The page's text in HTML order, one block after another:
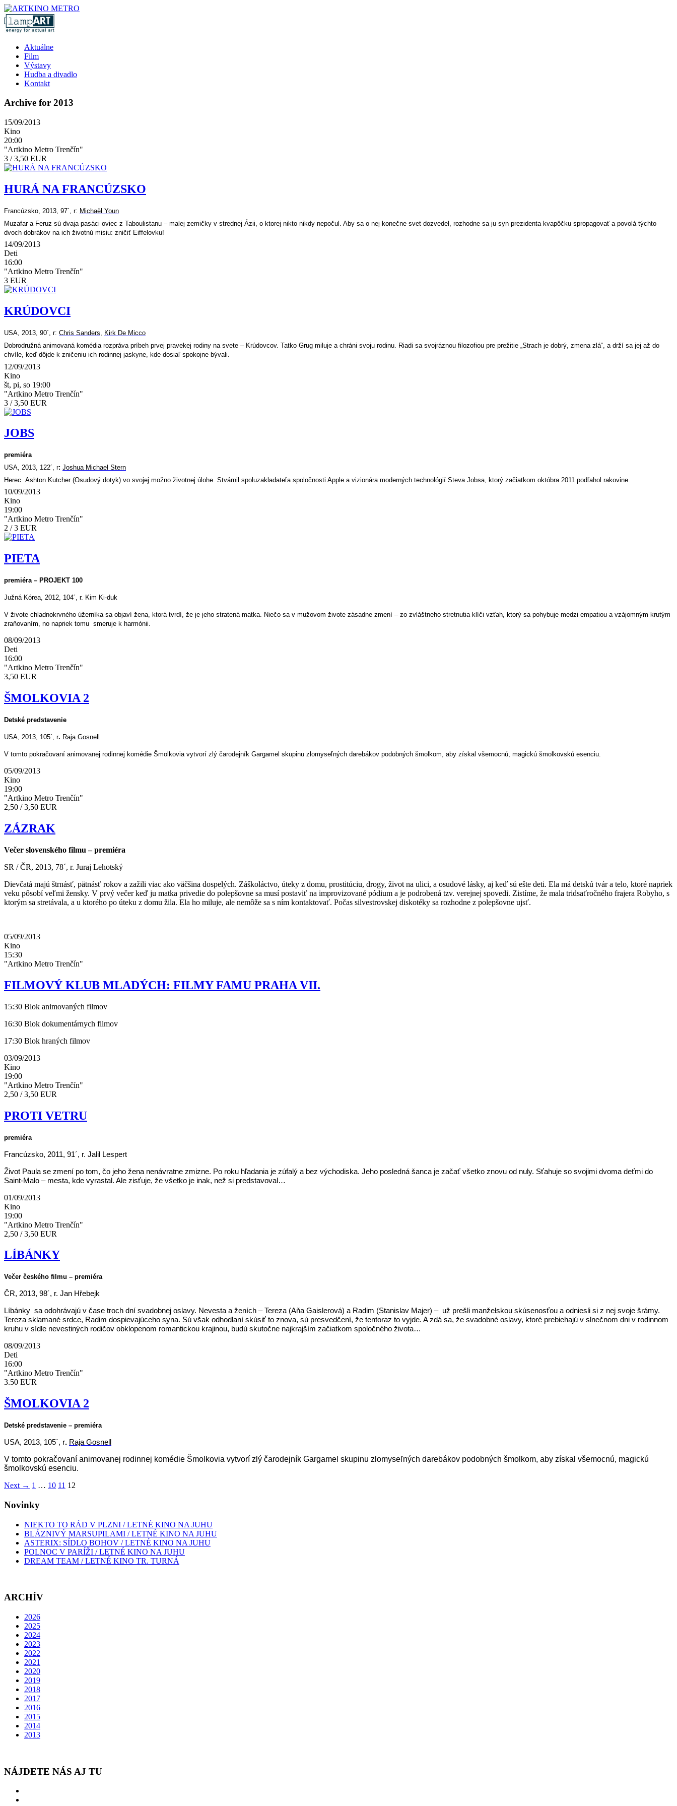
Aktuálne
Film
Výstavy
Hudba a divadlo
Kontakt
Archive for 2013
15/09/2013
Kino
20:00
"Artkino Metro Trenčín"
3 / 3,50 EUR
HURÁ NA FRANCÚZSKO
Francúzsko, 2013, 97´, r: Michaël Youn
Muzafar a Feruz sú dvaja pasáci oviec z Taboulistanu – malej zemičky v strednej Ázii, o ktorej nikto nikdy nepočul. Aby sa o nej konečne svet dozvedel, rozhodne sa ju syn prezidenta kvapôčku spropagovať a povolá týchto
dvoch dobrákov na ich životnú misiu: zničiť Eiffelovku!
14/09/2013
Deti
16:00
"Artkino Metro Trenčín"
3 EUR
KRÚDOVCI
USA, 2013, 90´, r: Chris Sanders, Kirk De Micco
Dobrodružná animovaná komédia rozpráva príbeh prvej pravekej rodiny na svete – Krúdovcov. Tatko Grug miluje a chráni svoju rodinu. Riadi sa svojráznou filozofiou pre prežitie „Strach je dobrý, zmena zlá“, a drží sa jej až do
chvíle, keď dôjde k zničeniu ich rodinnej jaskyne, kde dosiaľ spokojne bývali.
12/09/2013
Kino
št, pi, so 19:00
"Artkino Metro Trenčín"
3 / 3,50 EUR
JOBS
premiéra
USA, 2013, 122´, r: Joshua Michael Stern
Herec Ashton Kutcher (Osudový dotyk) vo svojej možno životnej úlohe. Stvárnil spoluzakladateľa spoločnosti Apple a vizionára moderných technológií Steva Jobsa, ktorý začiatkom októbra 2011 podľahol rakovine.
10/09/2013
Kino
19:00
"Artkino Metro Trenčín"
2 / 3 EUR
PIETA
premiéra – PROJEKT 100
Južná Kórea, 2012, 104´, r. Kim Ki-duk
V živote chladnokrvného úžerníka sa objaví žena, ktorá tvrdí, že je jeho stratená matka. Niečo sa v mužovom živote zásadne zmení – zo zvláštneho stretnutia klíči vzťah, ktorý sa pohybuje medzi empatiou a vzájomným krutým
zraňovaním, no napriek tomu smeruje k harmónii.
08/09/2013
Deti
16:00
"Artkino Metro Trenčín"
3,50 EUR
ŠMOLKOVIA 2
Detské predstavenie
USA, 2013, 105´, r. Raja Gosnell
V tomto pokračovaní animovanej rodinnej komédie Šmolkovia vytvorí zlý čarodejník Gargamel skupinu zlomyseľných darebákov podobných šmolkom, aby získal všemocnú, magickú šmolkovskú esenciu.
05/09/2013
Kino
19:00
"Artkino Metro Trenčín"
2,50 / 3,50 EUR
ZÁZRAK
Večer slovenského filmu – premiéra
SR / ČR, 2013, 78´, r. Juraj Lehotský
Dievčatá majú štrnásť, pätnásť rokov a zažili viac ako väčšina dospelých. Záškoláctvo, úteky z domu, prostitúciu, drogy, život na ulici, a osudové lásky, aj keď sú ešte deti. Ela má detskú tvár a telo, ktoré napriek
veku pôsobí veľmi žensky. V prvý večer keď ju matka privedie do polepšovne sa musí postaviť na improvizované pódium a je podrobená tzv. verejnej spovedi. Zistíme, že mala tridsaťročného frajera Robyho, s
ktorým sa stretávala, a u ktorého po úteku z domu žila. Ela ho miluje, ale nemôže sa s ním kontaktovať. Počas silvestrovskej diskotéky sa rozhodne z polepšovne ujsť.
05/09/2013
Kino
15:30
"Artkino Metro Trenčín"
FILMOVÝ KLUB MLADÝCH: FILMY FAMU PRAHA VII.
15:30 Blok animovaných filmov
16:30 Blok dokumentárnych filmov
17:30 Blok hraných filmov
03/09/2013
Kino
19:00
"Artkino Metro Trenčín"
2,50 / 3,50 EUR
PROTI VETRU
premiéra
Francúzsko, 2011, 91´, r. Jalil Lespert
Život Paula se zmení po tom, čo jeho žena nenávratne zmizne. Po roku hľadania je zúfalý a bez východiska. Jeho posledná šanca je začať všetko znovu od nuly. Sťahuje so svojimi dvoma deťmi do
Saint-Malo – mesta, kde vyrastal. Ale zisťuje, že všetko je inak, než si predstavoval…
01/09/2013
Kino
19:00
"Artkino Metro Trenčín"
2,50 / 3,50 EUR
LÍBÁNKY
Večer českého filmu – premiéra
ČR, 2013, 98´, r. Jan Hřebejk
Líbánky sa odohrávajú v čase troch dní svadobnej oslavy. Nevesta a ženích – Tereza (Aňa Gaislerová) a Radim (Stanislav Majer) – už prešli manželskou skúsenosťou a odniesli si z nej svoje šrámy.
Tereza sklamané srdce, Radim dospievajúceho syna. Sú však odhodlaní skúsiť to znova, sú presvedčení, že tentoraz to vyjde. A zdá sa, že svadobné oslavy, ktoré prebiehajú v slnečnom dni v rodinnom
kruhu v sídle nevestiných rodičov obklopenom romantickou krajinou, budú skutočne najkrajším začiatkom spoločného života…
08/09/2013
Deti
16:00
"Artkino Metro Trenčín"
3.50 EUR
ŠMOLKOVIA 2
Detské predstavenie – premiéra
USA, 2013, 105´, r. Raja Gosnell
V tomto pokračovaní animovanej rodinnej komédie Šmolkovia vytvorí zlý čarodejník Gargamel skupinu zlomyseľných darebákov podobných šmolkom, aby získal všemocnú, magickú
šmolkovskú esenciu.
Next → 1 … 10 11 12
Novinky
NIEKTO TO RÁD V PLZNI / LETNÉ KINO NA JUHU
BLÁZNIVÝ MARSUPILAMI / LETNÉ KINO NA JUHU
ASTERIX: SÍDLO BOHOV / LETNÉ KINO NA JUHU
POLNOC V PARÍŽI / LETNÉ KINO NA JUHU
DREAM TEAM / LETNÉ KINO TR. TURNÁ
ARCHÍV
2026
2025
2024
2023
2022
2021
2020
2019
2018
2017
2016
2015
2014
2013
NÁJDETE NÁS AJ TU